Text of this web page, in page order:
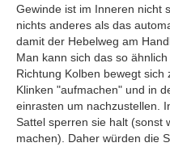
Gewinde ist im Inneren nicht
nichts anderes als das
damit der Hebelweg am
Man kann sich das so
Richtung Kolben bewegt
Klinken "aufmachen" und in
einrasten um nachzustellen.
Sattel sperren sie halt (sonst
machen). Daher würden die